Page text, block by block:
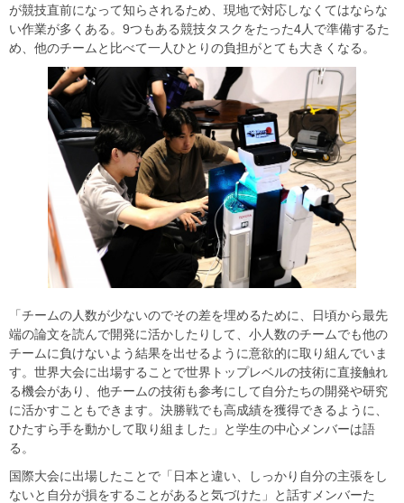
が競技直前になって知らされるため、現地で対応しなくてはならな
い作業が多くある。9つもある競技タスクをたった4人で準備するた
め、他のチームと比べて一人ひとりの負担がとても大きくなる。
「チームの人数が少ないのでその差を埋めるために、日頃から最先
端の論文を読んで開発に活かしたりして、小人数のチームでも他の
チームに負けないよう結果を出せるように意欲的に取り組んでいま
す。世界大会に出場することで世界トップレベルの技術に直接触れ
る機会があり、他チームの技術も参考にして自分たちの開発や研究
に活かすこともできます。決勝戦でも高成績を獲得できるように、
ひたすら手を動かして取り組ました」と学生の中心メンバーは語
る。
国際大会に出場したことで「日本と違い、しっかり自分の主張をし
ないと自分が損をすることがあると気づけた」と話すメンバーた